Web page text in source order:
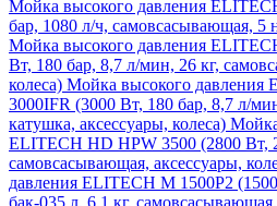
Мойка высокого давления
бар, 1080 л/ч, самовсасывающая, 5
Мойка высокого давления
Вт, 180 бар, 8,7 л/мин, 26 кг,
колеса) Мойка высокого давления
3000IFR (3000 Вт, 180 бар, 8,7 л/
катушка, аксессуары, колеса)
ELITECH HD HPW 3500 (2800 Вт,
самовсасывающая, аксессуары,
давления ELITECH M 1500P2
бак-035 л, 6.1 кг,